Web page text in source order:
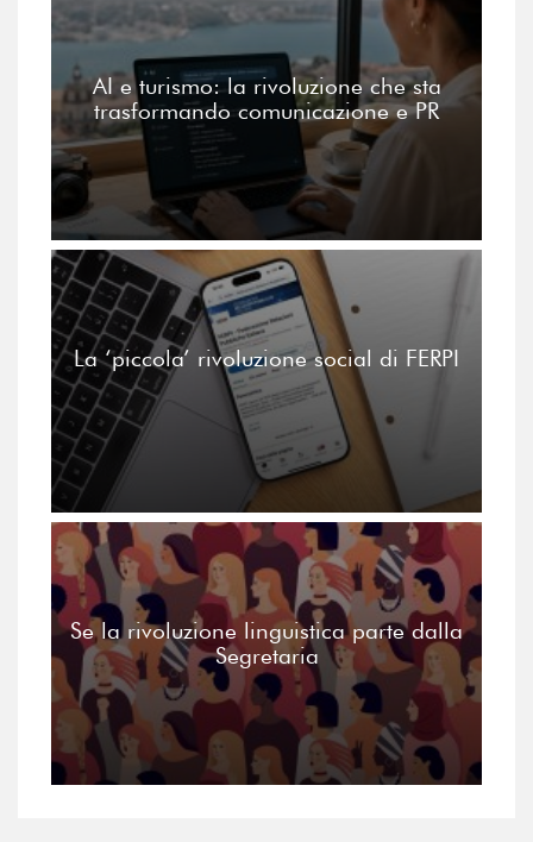
AI e turismo: la rivoluzione che sta
trasformando comunicazione e PR
La ‘piccola’ rivoluzione social di FERPI
Se la rivoluzione linguistica parte dalla
Segretaria